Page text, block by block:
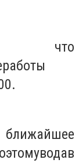
работы
оэтомуводав